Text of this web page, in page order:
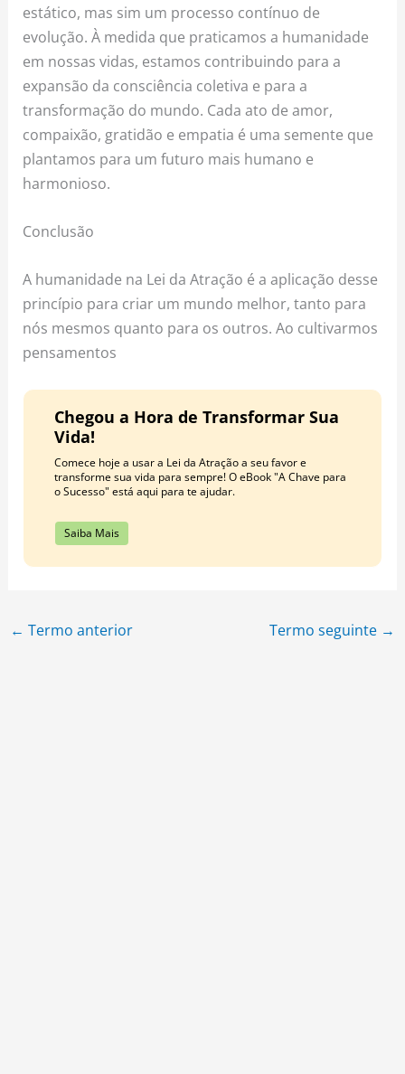
estático, mas sim um processo contínuo de
evolução. À medida que praticamos a humanidade
em nossas vidas, estamos contribuindo para a
expansão da consciência coletiva e para a
transformação do mundo. Cada ato de amor,
compaixão, gratidão e empatia é uma semente que
plantamos para um futuro mais humano e
harmonioso.
Conclusão
A humanidade na Lei da Atração é a aplicação desse
princípio para criar um mundo melhor, tanto para
nós mesmos quanto para os outros. Ao cultivarmos
pensamentos
Chegou a Hora de Transformar Sua
Vida!
Comece hoje a usar a Lei da Atração a seu favor e
transforme sua vida para sempre! O eBook "A Chave para
o Sucesso" está aqui para te ajudar.
Saiba Mais
← Termo anterior Termo seguinte →